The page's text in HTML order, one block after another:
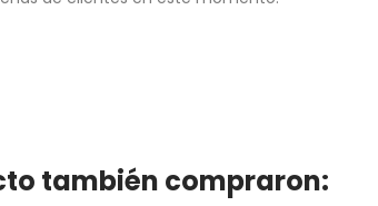
también compraron: